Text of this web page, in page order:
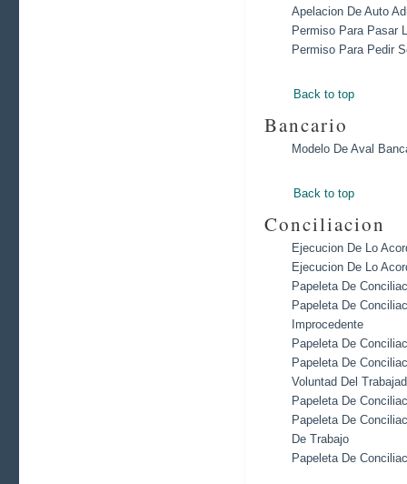
Apelacion De Auto
Permiso Para Pasar
Permiso Para Pedir
Back to top
Bancario
Modelo De Aval
Back to top
Conciliacion
Ejecucion De Lo
Ejecucion De Lo
Papeleta De
Papeleta De
Improcedente
Papeleta De
Papeleta De
Voluntad Del
Papeleta De
Papeleta De
De Trabajo
Papeleta De